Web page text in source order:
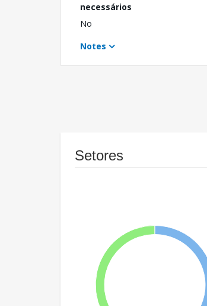
necessários
No
Notes
Setores